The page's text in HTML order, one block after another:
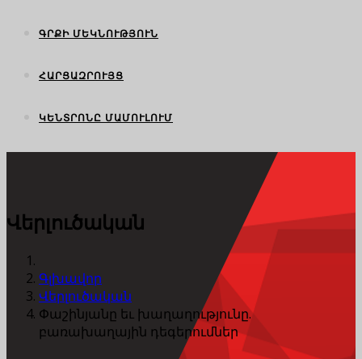
ԳՐՔԻ ՄԵԿՆՈՒԹՅՈՒՆ
ՀԱՐՑԱԶՐՈՒՅՑ
ԿԵՆՏՐՈՆԸ ՄԱՄՈՒԼՈՒՄ
Վերլուծական
Գլխավոր
Վերլուծական
Փաշինյանը եւ խաղաղությունը.
բառախաղային դեգերումներ